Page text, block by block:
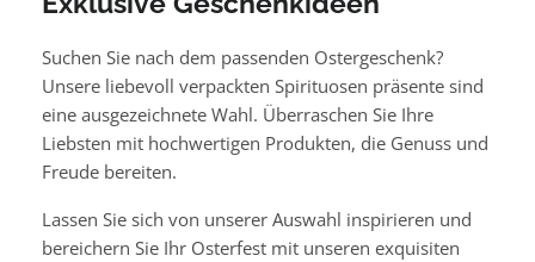
Suchen Sie nach dem passenden Ostergeschenk?
Unsere liebevoll verpackten Spirituosen präsente sind
eine ausgezeichnete Wahl. Überraschen Sie Ihre
Liebsten mit hochwertigen Produkten, die Genuss und
Freude bereiten.
Lassen Sie sich von unserer Auswahl inspirieren und
bereichern Sie Ihr Osterfest mit unseren exquisiten